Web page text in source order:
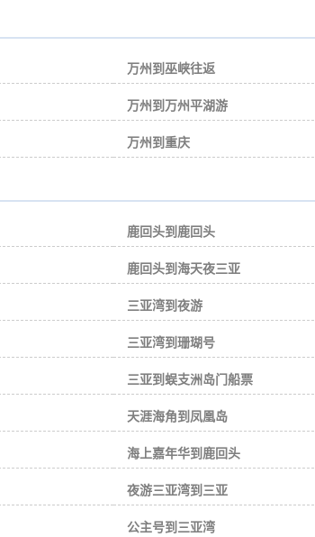
万州到巫峡往返
万州到万州平湖游
万州到重庆
鹿回头到鹿回头
鹿回头到海天夜三亚
三亚湾到夜游
三亚湾到珊瑚号
三亚到蜈支洲岛门船票
天涯海角到凤凰岛
海上嘉年华到鹿回头
夜游三亚湾到三亚
公主号到三亚湾